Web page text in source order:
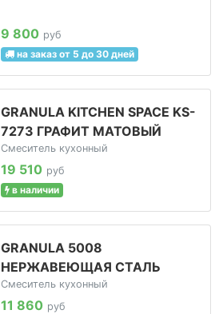
9 800 руб
на заказ от 5 до 30 дней
GRANULA KITCHEN SPACE KS-
7273 ГРАФИТ МАТОВЫЙ
Смеситель кухонный
19 510 руб
в наличии
GRANULA 5008
НЕРЖАВЕЮЩАЯ СТАЛЬ
Смеситель кухонный
11 860 руб